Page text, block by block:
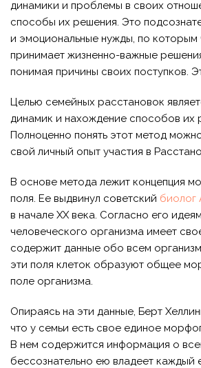
динамики и проблемы в своих
способы их решения. Это
и эмоциональные нужды, по которым
принимает жизненно-важные
понимая причины своих поступков.
Целью семейных расстановок
динамик и нахождение способов их
Полноценно понять этот метод
свой личный опыт участия в
В основе метода лежит концепция
поля. Ее выдвинул советский биолог
в начале XX века. Согласно его
человеческого организма имеет
содержит данные обо всем
эти поля клеток образуют общее
поле организма.
Опираясь на эти данные, Берт
что у семьи есть свое единое
В нем содержится информация о
бессознательно ею владеет каждый